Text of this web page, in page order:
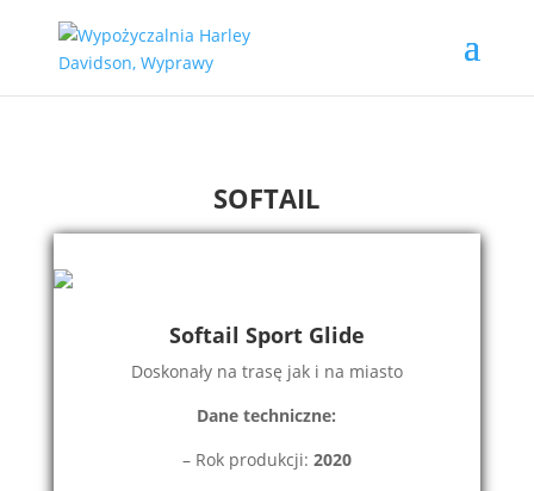
Wypożyczalnia Harley
Davidson
SOFTAIL
Softail Sport Glide
Doskonały na trasę jak i na miasto
Dane techniczne:
– Rok produkcji: 2020